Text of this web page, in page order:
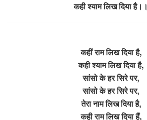
कही श्याम लिख दिया है।।
कहीं राम लिख दिया है,
कही श्याम लिख दिया है,
सांसो के हर सिरे पर,
सांसो के हर सिरे पर,
तेरा नाम लिख दिया है,
कही राम लिख दिया हैं,